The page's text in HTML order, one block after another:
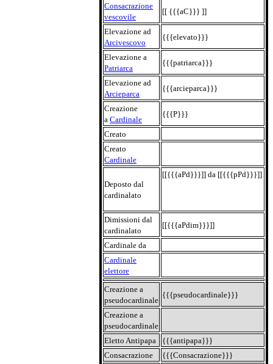
Consacrazione
vescovile
[[ {{{aC}}} ]]
Elevazione ad
Arcivescovo
{{{elevato}}}
Elevazione a
Patriarca
{{{patriarca}}}
Elevazione ad
Arcieparca
{{{arcieparca}}}
Creazione
a Cardinale
{{{P}}}
Creato
Creato
Cardinale
Deposto dal
cardinalato
[[{{{aPd}}}]] da [[{{{pPd}}}]]
Dimissioni dal
cardinalato
[[{{{aPdim}}}]]
Cardinale da
Cardinale
elettore
Creazione a
pseudocardinale
{{{pseudocardinale}}}
Creazione a
pseudocardinale
Eletto Antipapa
{{{antipapa}}}
Consacrazione
{{{Consacrazione}}}